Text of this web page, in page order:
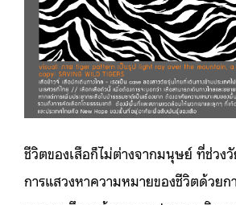
ชีวิตของเสือก็ไม่ต่างจากมนุษย์ ที่ช่วง
การแสวงหาความหมายของชีวิตด้วยก